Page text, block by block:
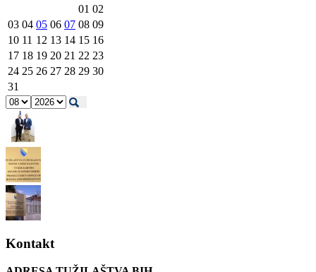
01 02
03 04 05 06 07 08 09
10 11 12 13 14 15 16
17 18 19 20 21 22 23
24 25 26 27 28 29 30
31
Kontakt